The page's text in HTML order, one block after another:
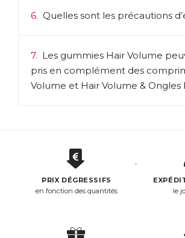
6. Quelles sont les précautions
7. Les gummies Hair Volume
pris en complément des
Volume et Hair Volume & Ongles
PRIX DÉGRESSIFS
en fonction des quantités
le